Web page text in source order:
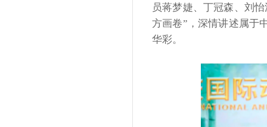
员蒋梦婕、丁冠森、刘
方画卷”，深情讲述属于
华彩。